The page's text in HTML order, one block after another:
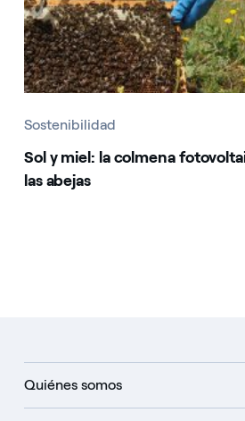
Sostenibilidad
Sol y miel: la colmena
las abejas
Quiénes somos